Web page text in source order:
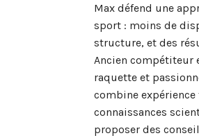
Max défend une
sport : moins de
structure, et des
Ancien compétiteur
raquette et
combine
connaissances
proposer des